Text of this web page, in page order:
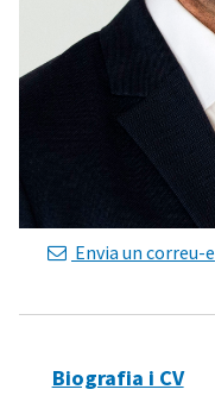
Envia un correu-e
Biografia i CV